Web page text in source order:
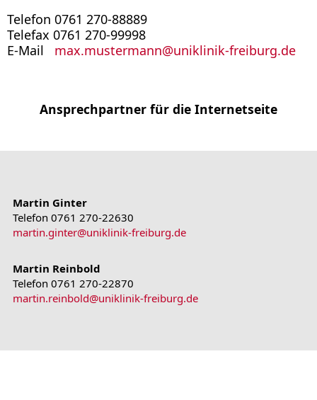
Telefon 0761 270-88889
Telefax 0761 270-99998
E-Mail max.mustermann@uniklinik-freiburg.de
Ansprechpartner für die Internetseite
Martin Ginter
Telefon 0761 270-22630
martin.ginter@uniklinik-freiburg.de
Martin Reinbold
Telefon 0761 270-22870
martin.reinbold@uniklinik-freiburg.de